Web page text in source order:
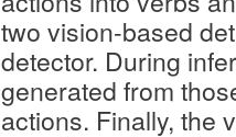
two vision-based
detector. During
generated from
actions. Finally, the